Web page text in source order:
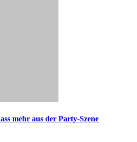
mehr aus der Party-Szene